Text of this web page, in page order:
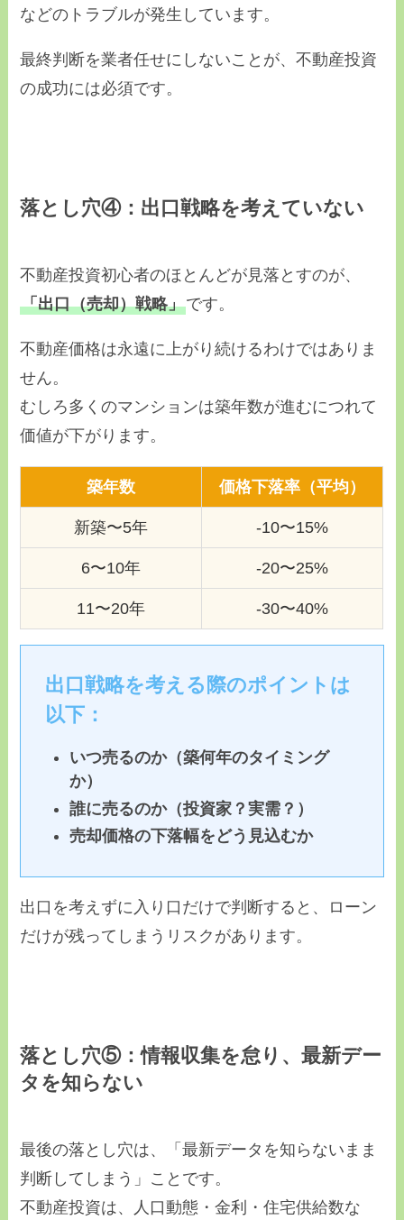
などのトラブルが発生しています。
最終判断を業者任せにしないことが、不動産投資
の成功には必須です。
落とし穴④：出口戦略を考えていない
不動産投資初心者のほとんどが見落とすのが、
「出口（売却）戦略」です。
不動産価格は永遠に上がり続けるわけではありま
せん。
むしろ多くのマンションは築年数が進むにつれて
価値が下がります。
築年数 価格下落率（平均）
新築〜5年 -10〜15%
6〜10年 -20〜25%
11〜20年 -30〜40%
出口戦略を考える際のポイントは
以下：
いつ売るのか（築何年のタイミング
か）
誰に売るのか（投資家？実需？）
売却価格の下落幅をどう見込むか
出口を考えずに入り口だけで判断すると、ローン
だけが残ってしまうリスクがあります。
落とし穴⑤：情報収集を怠り、最新デー
タを知らない
最後の落とし穴は、「最新データを知らないまま
判断してしまう」ことです。
不動産投資は、人口動態・金利・住宅供給数な